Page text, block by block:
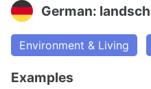
German:
Environment & Living
Examples